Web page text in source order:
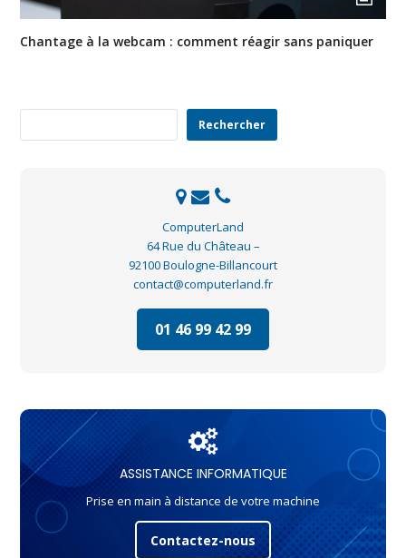
Chantage à la webcam : comment réagir sans paniquer
Rechercher
ComputerLand
64 Rue du Château –
92100 Boulogne-Billancourt
contact@computerland.fr
01 46 99 42 99
ASSISTANCE INFORMATIQUE
Prise en main à distance de votre machine
Contactez-nous